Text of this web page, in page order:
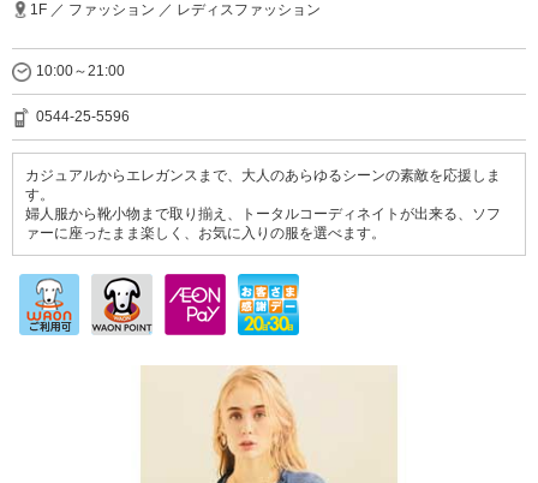
1F ／ ファッション ／ レディスファッション
10:00～21:00
0544-25-5596
カジュアルからエレガンスまで、大人のあらゆるシーンの素敵を応援しま
す。
婦人服から靴小物まで取り揃え、トータルコーディネイトが出来る、ソフ
ァーに座ったまま楽しく、お気に入りの服を選べます。